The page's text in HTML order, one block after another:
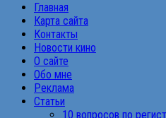
Главная
Карта сайта
Контакты
Новости кино
О сайте
Обо мне
Реклама
Статьи
10 вопросов по